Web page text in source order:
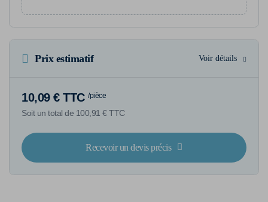
Prix estimatif Voir détails
10,09 € TTC /pièce
Soit un total de 100,91 € TTC
Recevoir un devis précis